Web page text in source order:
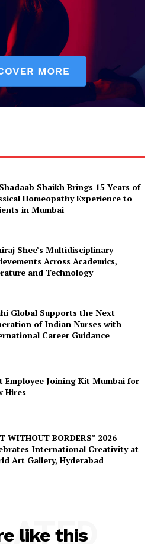
Shaikh Brings 15 Years of
Homeopathy Experience to
in Mumbai
Shee’s Multidisciplinary
Across Academics,
and Technology
Global Supports the Next
of Indian Nurses with
Career Guidance
Employee Joining Kit Mumbai for
Hires
WITHOUT BORDERS” 2026
International Creativity at
Art Gallery, Hyderabad
like this